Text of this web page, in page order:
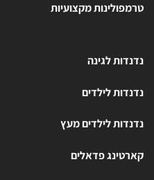
טרמפולינות מקצועיות
נדנדות לגינה
נדנדות לילדים
נדנדות לילדים מעץ
קארטינג פדאלים